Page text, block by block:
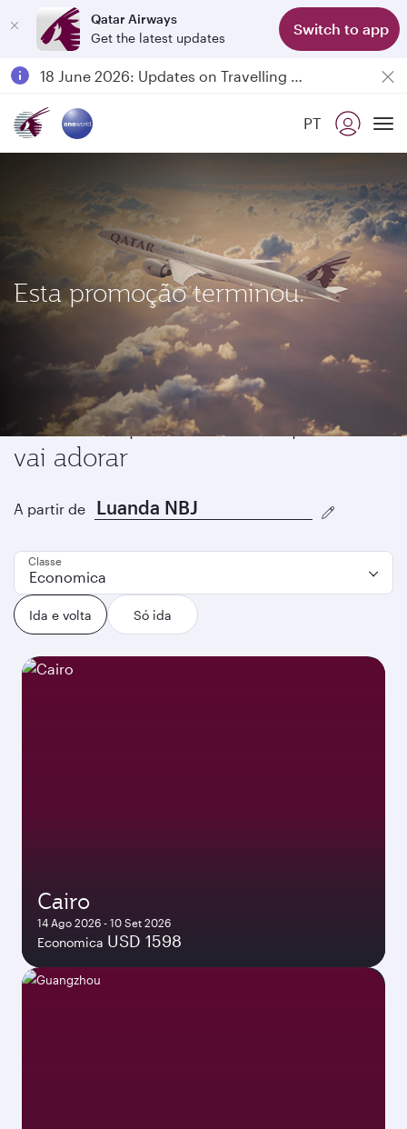
Qatar Airways
Get the latest updates
Switch to app
Passengers flying between Doha and Auckland on QR914 and QR915
18 June 2026: Updates on Travelling with Power Banks
PT
Esta promoção terminou.
Destinos que achamos que você
vai adorar
A partir de
Ida e volta Só ida
Classe
Economica
Cairo
14 Ago 2026 - 10 Set 2026
Economica USD 1598